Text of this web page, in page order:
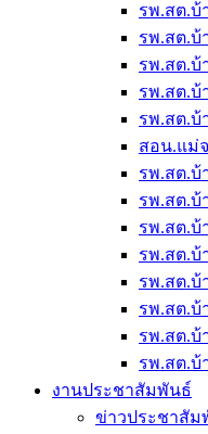
รพ.สต.บ้
รพ.สต.บ้
รพ.สต.บ้
รพ.สต.บ้
รพ.สต.บ้
สอน.แม่จ
รพ.สต.บ้
รพ.สต.บ้
รพ.สต.บ้
รพ.สต.บ้
รพ.สต.บ้
รพ.สต.บ้
รพ.สต.บ้
รพ.สต.บ้
งานประชาสัมพันธ์
ข่าวประชาสัม